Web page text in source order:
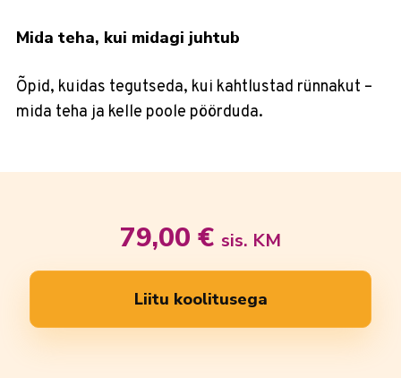
Mida teha, kui midagi juhtub
Õpid, kuidas tegutseda, kui kahtlustad rünnakut –
mida teha ja kelle poole pöörduda.
79,00 € sis. KM
Liitu koolitusega